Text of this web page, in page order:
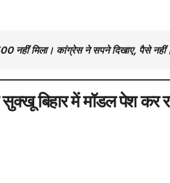
नहीं मिला। कांग्रेस ने सपने दिखाए, पैसे
बिहार में मॉडल पेश कर